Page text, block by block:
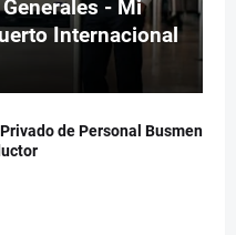
- Mi
Internacional
de Personal Busmen